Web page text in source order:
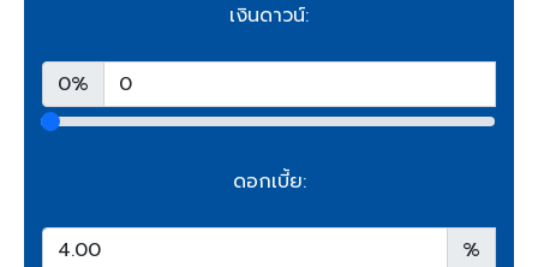
เงินดาวน์:
0%
ดอกเบี้ย:
%